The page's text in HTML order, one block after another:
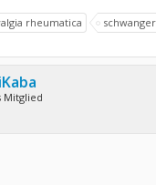
rheumatica
Mitglied